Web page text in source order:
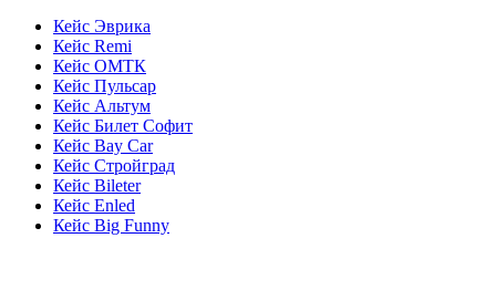
Кейс Эврика
Кейс Remi
Кейс ОМТК
Кейс Пульсар
Кейс Альтум
Кейс Билет Софит
Кейс Bay Car
Кейс Стройград
Кейс Bileter
Кейс Enled
Кейс Big Funny